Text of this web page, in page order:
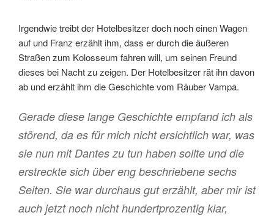
Irgendwie treibt der Hotelbesitzer doch noch einen Wagen
auf und Franz erzählt ihm, dass er durch die äußeren
Straßen zum Kolosseum fahren will, um seinen Freund
dieses bei Nacht zu zeigen. Der Hotelbesitzer rät ihn davon
ab und erzählt ihm die Geschichte vom Räuber Vampa.
Gerade diese lange Geschichte empfand ich als
störend, da es für mich nicht ersichtlich war, was
sie nun mit Dantes zu tun haben sollte und die
erstreckte sich über eng beschriebene sechs
Seiten. Sie war durchaus gut erzählt, aber mir ist
auch jetzt noch nicht hundertprozentig klar,